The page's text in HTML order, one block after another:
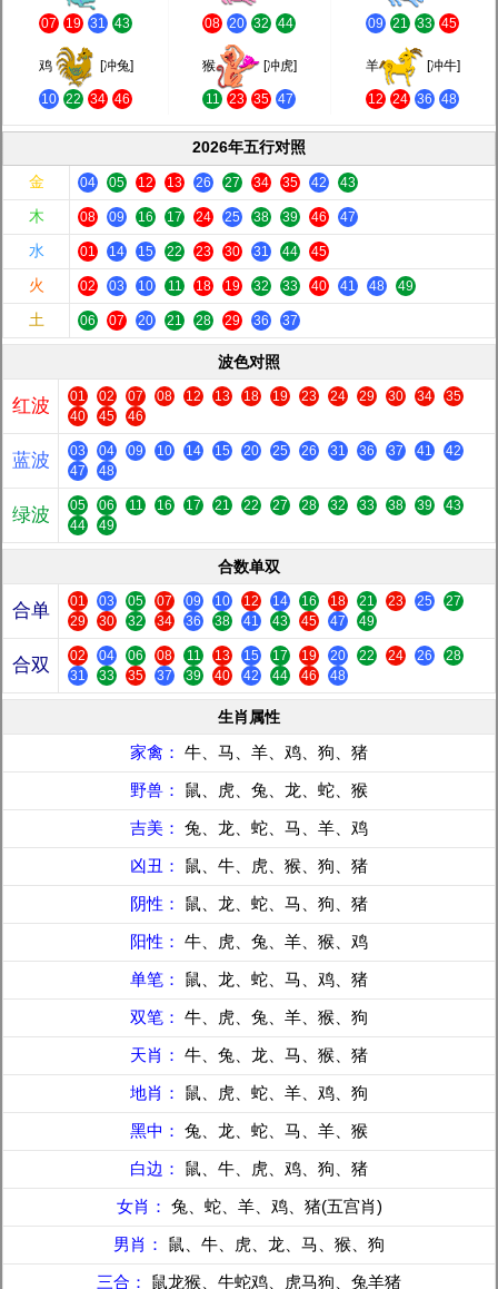
07 19 31 43 08 20 32 44 09 21 33 45
鸡 [冲兔]
10 22 34 46
猴 [冲虎]
11 23 35 47
羊 [冲牛]
12 24 36 48
2026年五行对照
金
04 05 12 13 26 27 34 35 42 43
木 08 09 16 17 24 25 38 39 46 47
水 01 14 15 22 23 30 31 44 45
火 02 03 10 11 18 19 32 33 40 41 48 49
土 06 07 20 21 28 29 36 37
波色对照
红波 01 02 07 08 12 13 18 19 23 24 29 30 34
35
40
45 46
蓝波 03 04 09 10 14 15 20 25 26 31 36 37 41
42
47
48
绿波 05 06 11 16 17 21 22 27 28 32 33 38 39
43
44
49
合数单双
合单 01 03 05 07 09 10 12 14 16 18 21 23 25
27
29
30 32 34 36 38 41 43 45 47 49
合双 02 04 06 08 11 13 15 17 19 20 22 24 26
28
31
33 35 37 39 40 42 44 46 48
生肖属性
家禽： 牛、马、羊、鸡、狗、猪
野兽： 鼠、虎、兔、龙、蛇、猴
吉美： 兔、龙、蛇、马、羊、鸡
凶丑： 鼠、牛、虎、猴、狗、猪
阴性： 鼠、龙、蛇、马、狗、猪
阳性： 牛、虎、兔、羊、猴、鸡
单笔： 鼠、龙、蛇、马、鸡、猪
双笔： 牛、虎、兔、羊、猴、狗
天肖： 牛、兔、龙、马、猴、猪
地肖： 鼠、虎、蛇、羊、鸡、狗
黑中： 兔、龙、蛇、马、羊、猴
白边： 鼠、牛、虎、鸡、狗、猪
女肖： 兔、蛇、羊、鸡、猪(五宫肖)
男肖： 鼠、牛、虎、龙、马、猴、狗
三合： 鼠龙猴、牛蛇鸡、虎马狗、兔羊猪